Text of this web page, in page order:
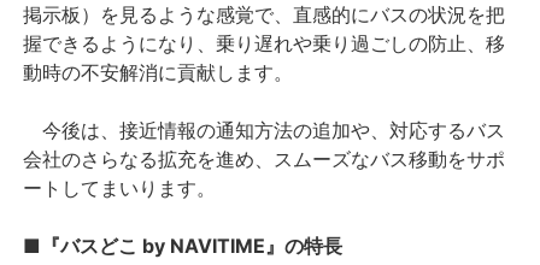
掲示板）を見るような感覚で、直感的にバスの状況を把
握できるようになり、乗り遅れや乗り過ごしの防止、移
動時の不安解消に貢献します。
今後は、接近情報の通知方法の追加や、対応するバス
会社のさらなる拡充を進め、スムーズなバス移動をサポ
ートしてまいります。
■『バスどこ by NAVITIME』の特長